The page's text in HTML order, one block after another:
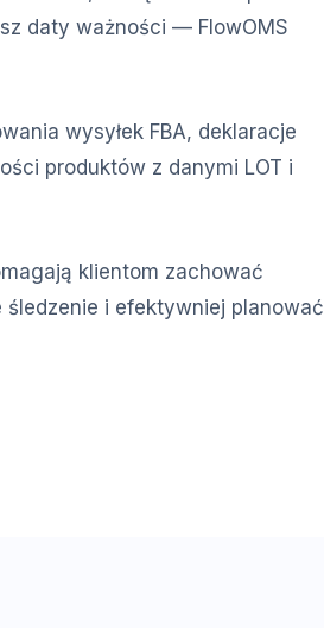
daty ważności — FlowOMS
wysyłek FBA, deklaracje
produktów z danymi LOT i
klientom zachować
i efektywniej planować